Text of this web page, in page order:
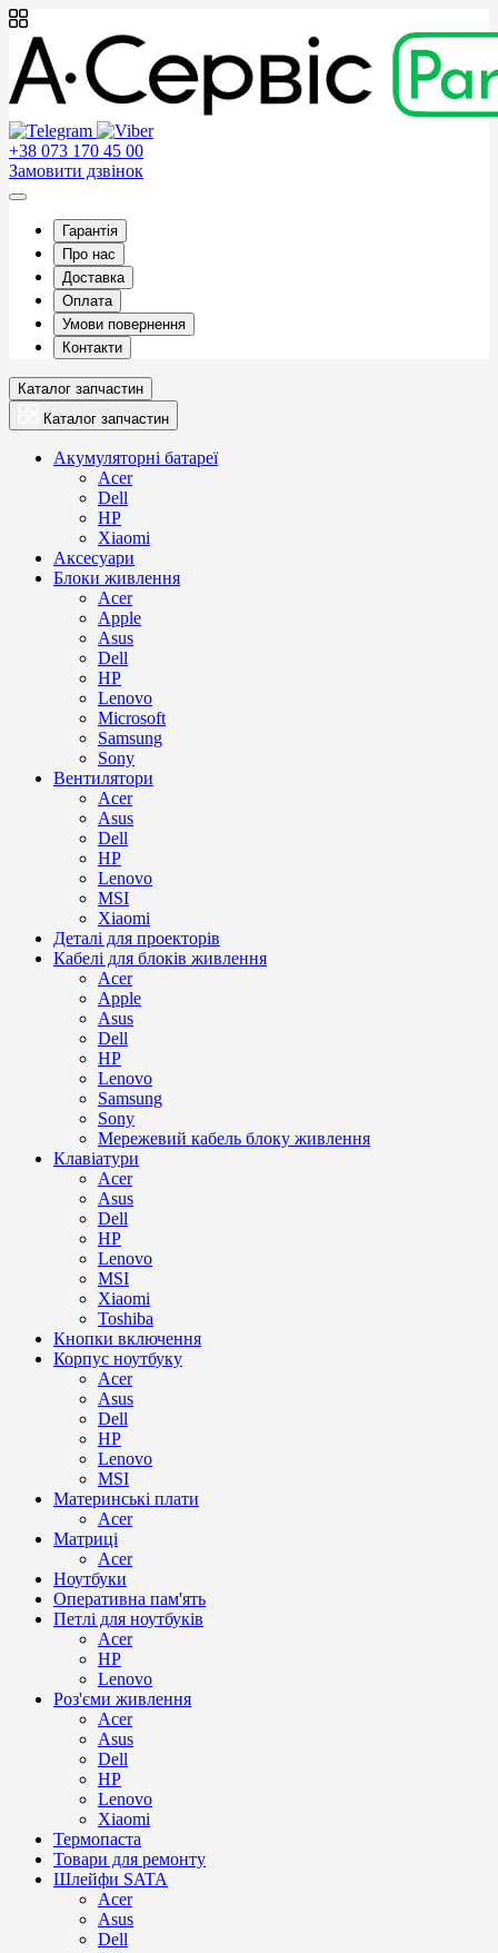
+38 073 170 45 00
Замовити дзвінок
Гарантія
Про нас
Доставка
Оплата
Умови повернення
Контакти
Каталог запчастин
Каталог запчастин
Акумуляторні батареї
Acer
Dell
HP
Xiaomi
Аксесуари
Блоки живлення
Acer
Apple
Asus
Dell
HP
Lenovo
Microsoft
Samsung
Sony
Вентилятори
Acer
Asus
Dell
HP
Lenovo
MSI
Xiaomi
Деталі для проекторів
Кабелі для блоків живлення
Acer
Apple
Asus
Dell
HP
Lenovo
Samsung
Sony
Мережевий кабель блоку живлення
Клавіатури
Acer
Asus
Dell
HP
Lenovo
MSI
Xiaomi
Toshiba
Кнопки включення
Корпус ноутбуку
Acer
Asus
Dell
HP
Lenovo
MSI
Материнські плати
Acer
Матриці
Acer
Ноутбуки
Оперативна пам'ять
Петлі для ноутбуків
Acer
HP
Lenovo
Роз'єми живлення
Acer
Asus
Dell
HP
Lenovo
Xiaomi
Термопаста
Товари для ремонту
Шлейфи SATA
Acer
Asus
Dell